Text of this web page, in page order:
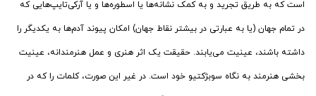
است که به طریق تجرید و به کمک نشانه‌ها یا اسطوره‌ها و یا آرکی‌تایپ‌هایی که
در تمام جهان (یا به عبارتی در بیشتر نقاط جهان) امکان پیوند آدم‌ها به یکدیگر را
داشته‌ باشند، عینیت می‌یابند. حقیقت یک اثر هنری و عمل هنرمندانه، عینیت
بخشی هنرمند به نگاه سوبژکتیو خود است. در غیر این صورت، کلمات را که در